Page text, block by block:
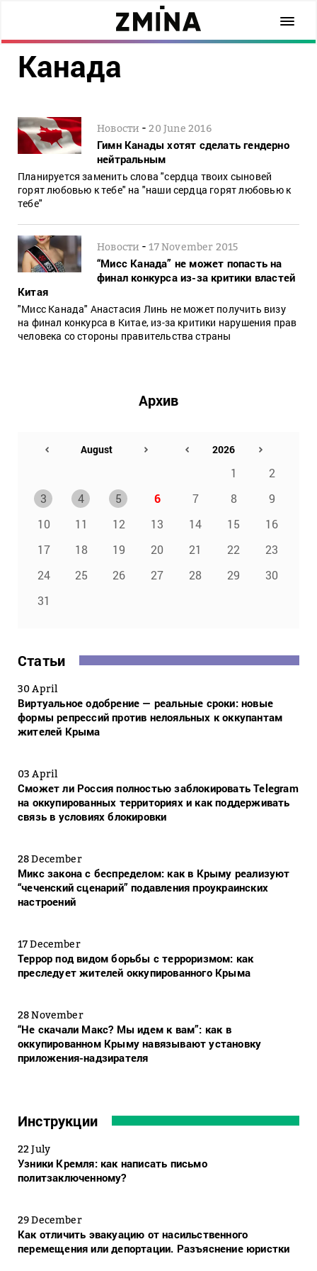
Канада
Новости -20 June 2016
Гимн Канады хотят сделать гендерно
нейтральным
Планируется заменить слова "сердца твоих сыновей
горят любовью к тебе" на "наши сердца горят любовью к
тебе"
Новости -17 November 2015
“Мисс Канада” не может попасть на
финал конкурса из-за критики властей
Китая
"Мисс Канада" Анастасия Линь не может получить визу
на финал конкурса в Китае, из-за критики нарушения прав
человека со стороны правительства страны
Архив
1
2
3
4 5 6 7 8
9
10
11 12 13 14 15
16
17
18 19 20 21 22
23
24
25 26 27 28 29
30
31
Статьи
30 April
Виртуальное одобрение — реальные сроки: новые
формы репрессий против нелояльных к оккупантам
жителей Крыма
03 April
Сможет ли Россия полностью заблокировать Telegram
на оккупированных территориях и как поддерживать
связь в условиях блокировки
28 December
Микс закона с беспределом: как в Крыму реализуют
“чеченский сценарий” подавления проукраинских
настроений
17 December
Террор под видом борьбы с терроризмом: как
преследует жителей оккупированного Крыма
28 November
“Не скачали Макс? Мы идем к вам”: как в
оккупированном Крыму навязывают установку
приложения-надзирателя
Инструкции
22 July
Узники Кремля: как написать письмо
политзаключенному?
29 December
Как отличить эвакуацию от насильственного
перемещения или депортации. Разъяснение юристки